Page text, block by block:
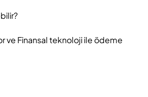
ve Finansal teknoloji ile ödeme